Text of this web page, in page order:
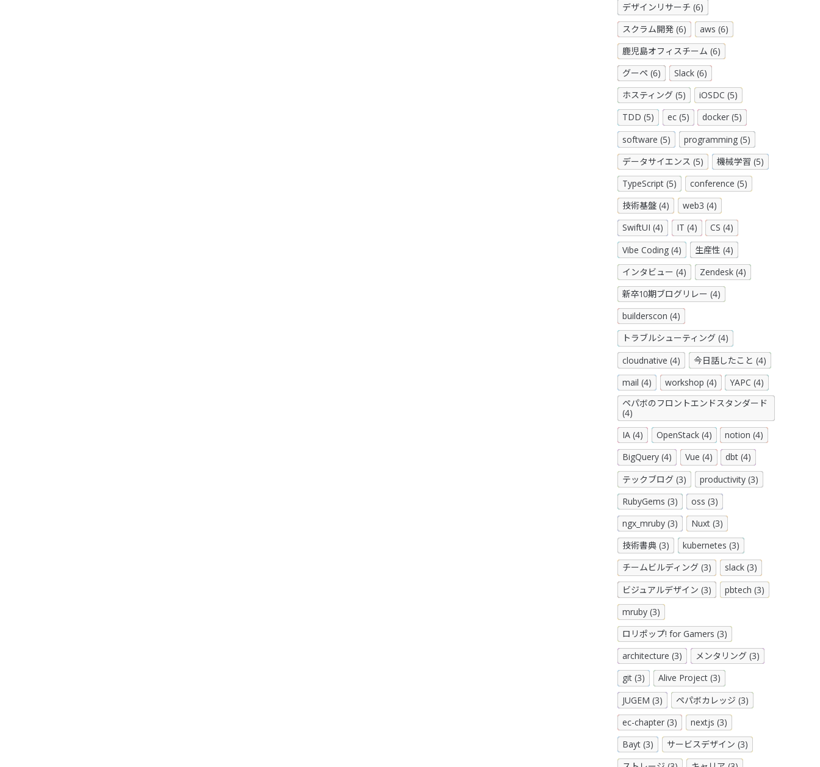
デザインリサーチ (6)
スクラム開発 (6)
aws (6)
鹿児島オフィスチーム (6)
グーペ (6)
Slack (6)
ホスティング (5)
iOSDC (5)
TDD (5)
ec (5)
docker (5)
software (5)
programming (5)
データサイエンス (5)
機械学習 (5)
TypeScript (5)
conference (5)
技術基盤 (4)
web3 (4)
SwiftUI (4)
IT (4)
CS (4)
Vibe Coding (4)
生産性 (4)
インタビュー (4)
Zendesk (4)
新卒10期ブログリレー (4)
builderscon (4)
トラブルシューティング (4)
cloudnative (4)
今日話したこと (4)
mail (4)
workshop (4)
YAPC (4)
ペパボのフロントエンドスタンダード
(4)
IA (4)
OpenStack (4)
notion (4)
BigQuery (4)
Vue (4)
dbt (4)
テックブログ (3)
productivity (3)
RubyGems (3)
oss (3)
ngx_mruby (3)
Nuxt (3)
技術書典 (3)
kubernetes (3)
チームビルディング (3)
slack (3)
ビジュアルデザイン (3)
pbtech (3)
mruby (3)
ロリポップ! for Gamers (3)
architecture (3)
メンタリング (3)
git (3)
Alive Project (3)
JUGEM (3)
ペパボカレッジ (3)
ec-chapter (3)
nextjs (3)
Bayt (3)
サービスデザイン (3)